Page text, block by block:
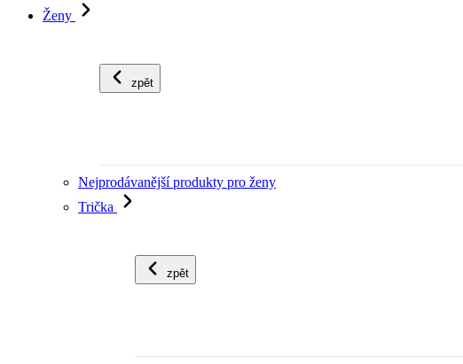
Ženy
zpět
Nejprodávanější produkty pro ženy
Trička
zpět